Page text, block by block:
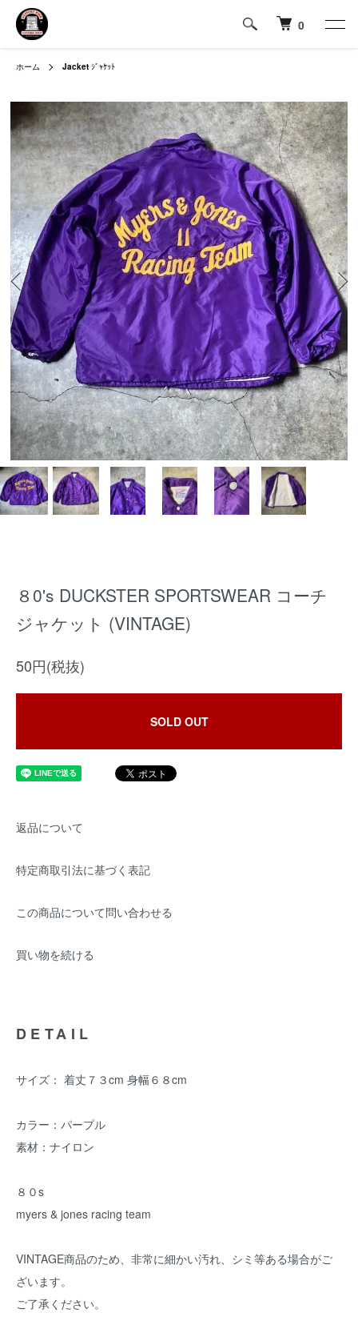
0
ホーム Jacket ｼﾞｬｹｯﾄ
８0's DUCKSTER SPORTSWEAR コーチ
ジャケット (VINTAGE)
50円(税抜)
SOLD OUT
返品について
特定商取引法に基づく表記
この商品について問い合わせる
買い物を続ける
DETAIL
サイズ： 着丈７３cm 身幅６８cm
カラー：パープル
素材：ナイロン
８０s
myers & jones racing team
VINTAGE商品のため、非常に細かい汚れ、シミ等ある場合がご
ざいます。
ご了承ください。